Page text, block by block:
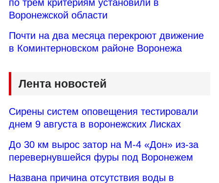
по трем критериям установили в
Воронежской области
Почти на два месяца перекроют движение
в Коминтерновском районе Воронежа
Лента новостей
Сирены систем оповещения тестировали
днем 9 августа в воронежских Лисках
До 30 км вырос затор на М-4 «Дон» из-за
перевернувшейся фуры под Воронежем
Названа причина отсутствия воды в